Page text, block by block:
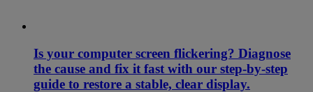
Is your computer screen flickering? Diagnose
the cause and fix it fast with our step-by-step
guide to restore a stable, clear display.